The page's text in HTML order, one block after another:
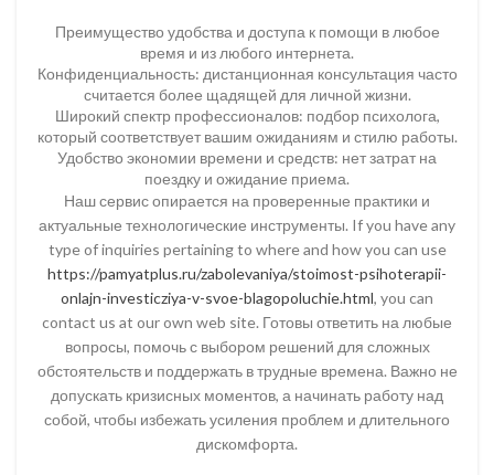
Преимущество удобства и доступа к помощи в любое
время и из любого интернета.
Конфиденциальность: дистанционная консультация часто
считается более щадящей для личной жизни.
Широкий спектр профессионалов: подбор психолога,
который соответствует вашим ожиданиям и стилю работы.
Удобство экономии времени и средств: нет затрат на
поездку и ожидание приема.
Наш сервис опирается на проверенные практики и
актуальные технологические инструменты. If you have any
type of inquiries pertaining to where and how you can use
https://pamyatplus.ru/zabolevaniya/stoimost-psihoterapii-
onlajn-investicziya-v-svoe-blagopoluchie.html, you can
contact us at our own web site. Готовы ответить на любые
вопросы, помочь с выбором решений для сложных
обстоятельств и поддержать в трудные времена. Важно не
допускать кризисных моментов, а начинать работу над
собой, чтобы избежать усиления проблем и длительного
дискомфорта.